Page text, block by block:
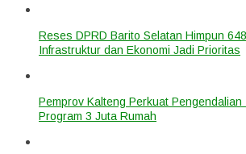
Reses DPRD Barito Selatan Himpun
Infrastruktur dan Ekonomi Jadi Prioritas
Pemprov Kalteng Perkuat
Program 3 Juta Rumah